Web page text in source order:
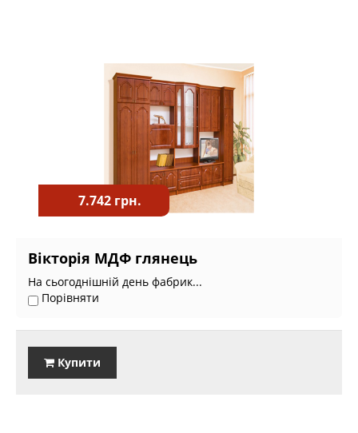
7.742 грн.
Вікторія МДФ глянець
На сьогоднішній день фабрик...
Порівняти
Купити